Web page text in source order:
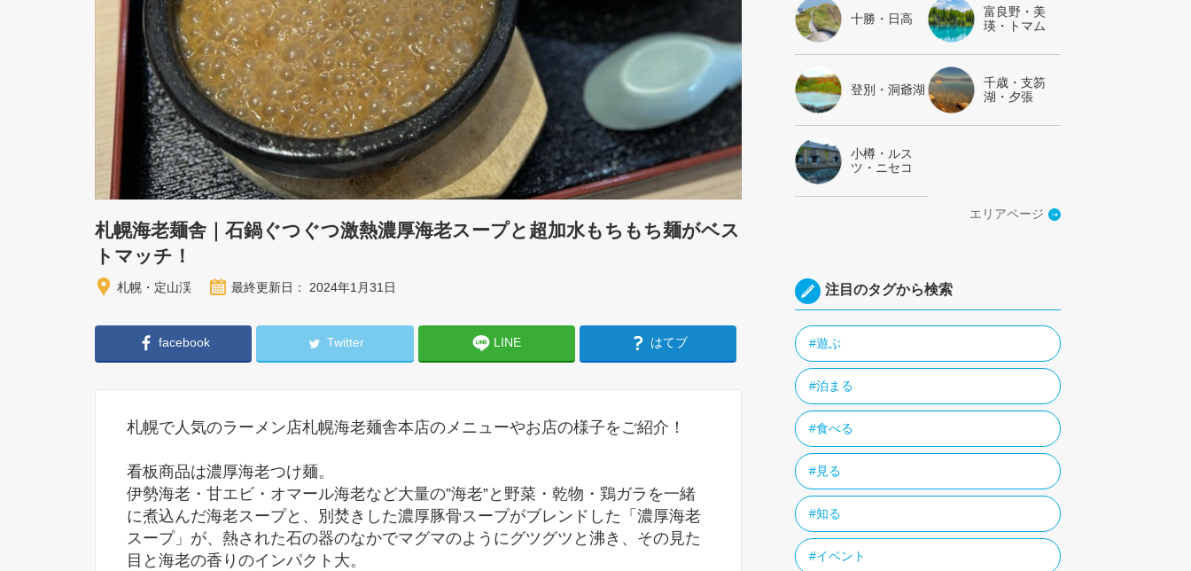
札幌海老麺舎｜石鍋ぐつぐつ激熱濃厚海老スープと超加水もちもち麺がベス
トマッチ！
札幌・定山渓 最終更新日： 2024年1月31日
facebook Twitter LINE はてブ
札幌で人気のラーメン店札幌海老麺舎本店のメニューやお店の様子をご紹介！
看板商品は濃厚海老つけ麺。
伊勢海老・甘エビ・オマール海老など大量の”海老”と野菜・乾物・鶏ガラを一緒
に煮込んだ海老スープと、別焚きした濃厚豚骨スープがブレンドした「濃厚海老
スープ」が、熱された石の器のなかでマグマのようにグツグツと沸き、その見た
目と海老の香りのインパクト大。
十勝・日高
富良野・美
瑛・トマム
登別・洞爺湖
千歳・支笏
湖・夕張
小樽・ルス
ツ・ニセコ
エリアページ
注目のタグから検索
#遊ぶ
#泊まる
#食べる
#見る
#知る
#イベント